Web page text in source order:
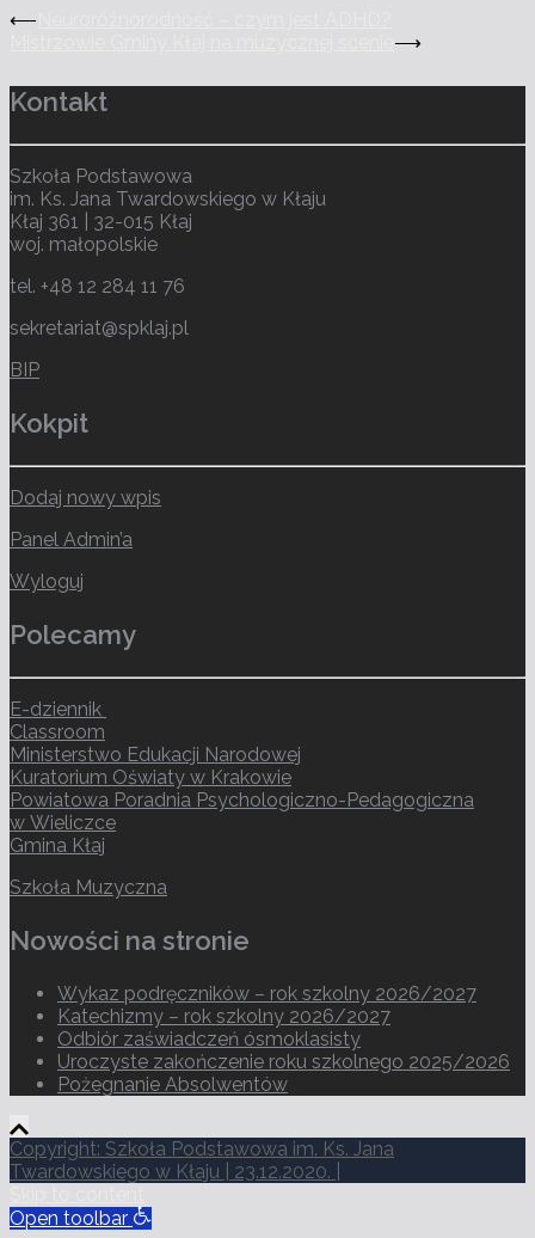
⟵
⟶
Kontakt
Szkoła Podstawowa
im. Ks. Jana Twardowskiego w Kłaju
Kłaj 361 | 32-015 Kłaj
woj. małopolskie
tel. +48 12 284 11 76
sekretariat@spklaj.pl
BIP
Kokpit
Dodaj nowy wpis
Panel Admin’a
Wyloguj
Polecamy
E-dziennik
Classroom
Ministerstwo Edukacji Narodowej
Kuratorium Oświaty w Krakowie
Powiatowa Poradnia Psychologiczno-Pedagogiczna
w Wieliczce
Gmina Kłaj
Szkoła Muzyczna
Nowości na stronie
Wykaz podręczników – rok szkolny 2026/2027
Katechizmy – rok szkolny 2026/2027
Odbiór zaświadczeń ósmoklasisty
Uroczyste zakończenie roku szkolnego 2025/2026
Pożegnanie Absolwentów
Copyright: Szkoła Podstawowa im. Ks. Jana
Twardowskiego w Kłaju | 23.12.2020.
Open toolbar